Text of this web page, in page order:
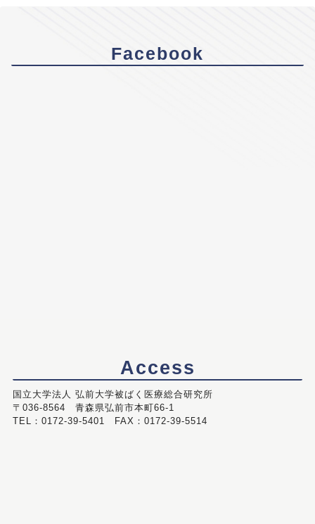
Facebook
Access
国立大学法人 弘前大学被ばく医療総合研究所
〒036-8564 青森県弘前市本町66-1
TEL：0172-39-5401 FAX：0172-39-5514